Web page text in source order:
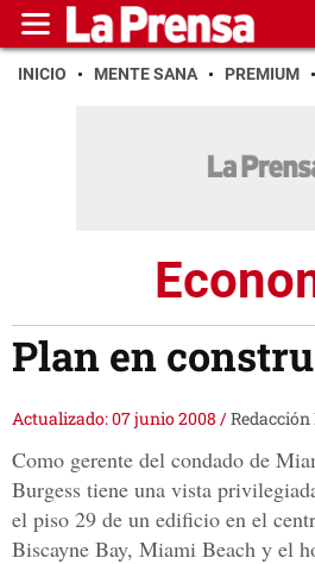
INICIO MENTE SANA PREMIUM
Plan en
Actualizado: 07 junio 2008 /
Como gerente del condado de
Burgess tiene una vista
el piso 29 de un edificio en el
Biscayne Bay, Miami Beach y el